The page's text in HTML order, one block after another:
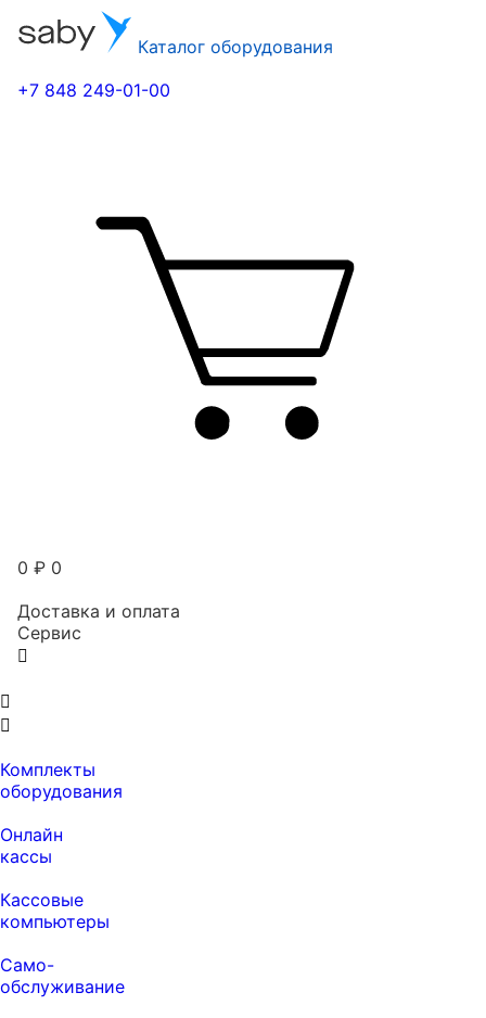
Каталог оборудования
+7 848 249-01-00
0 ₽ 0
Доставка и оплата
Сервис
Комплекты
оборудования
Онлайн
кассы
Кассовые
компьютеры
Само-
обслуживание